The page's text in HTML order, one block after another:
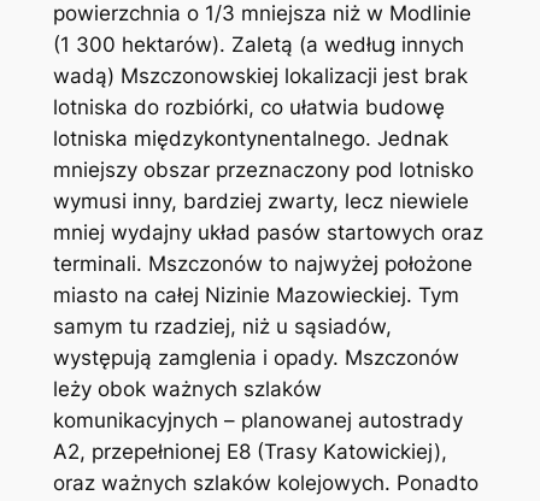
powierzchnia o 1/3 mniejsza niż w Modlinie
(1 300 hektarów). Zaletą (a według innych
wadą) Mszczonowskiej lokalizacji jest brak
lotniska do rozbiórki, co ułatwia budowę
lotniska międzykontynentalnego. Jednak
mniejszy obszar przeznaczony pod lotnisko
wymusi inny, bardziej zwarty, lecz niewiele
mniej wydajny układ pasów startowych oraz
terminali. Mszczonów to najwyżej położone
miasto na całej Nizinie Mazowieckiej. Tym
samym tu rzadziej, niż u sąsiadów,
występują zamglenia i opady. Mszczonów
leży obok ważnych szlaków
komunikacyjnych – planowanej autostrady
A2, przepełnionej E8 (Trasy Katowickiej),
oraz ważnych szlaków kolejowych. Ponadto